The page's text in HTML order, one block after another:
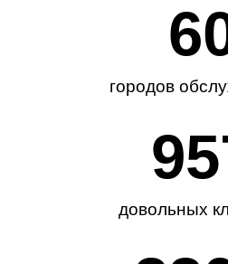
городов
довольных